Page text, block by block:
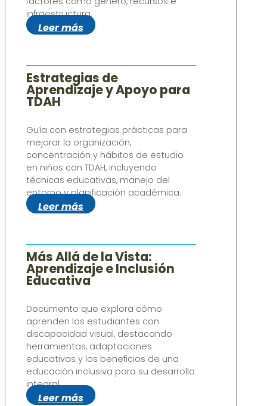
infraestructura.
Leer más
Estrategias de
Aprendizaje y Apoyo para
TDAH
Guía con estrategias prácticas para
mejorar la organización,
concentración y hábitos de estudio
en niños con TDAH, incluyendo
técnicas educativas, manejo del
entorno y planificación académica.
Leer más
Más Allá de la Vista:
Aprendizaje e Inclusión
Educativa
Documento que explora cómo
aprenden los estudiantes con
discapacidad visual, destacando
herramientas, adaptaciones
educativas y los beneficios de una
educación inclusiva para su desarrollo
integral.
Leer más